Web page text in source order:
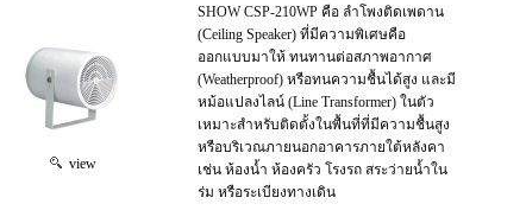
view
SHOW CSP-210WP คือ ลำโพงติดเพดาน
(Ceiling Speaker) ที่มีความพิเศษคือ
ออกแบบมาให้ ทนทานต่อสภาพอากาศ
(Weatherproof) หรือทนความชื้นได้สูง และมี
หม้อแปลงไลน์ (Line Transformer) ในตัว
เหมาะสำหรับติดตั้งในพื้นที่ที่มีความชื้นสูง
หรือบริเวณภายนอกอาคารภายใต้หลังคา
เช่น ห้องน้ำ ห้องครัว โรงรถ สระว่ายน้ำใน
ร่ม หรือระเบียงทางเดิน